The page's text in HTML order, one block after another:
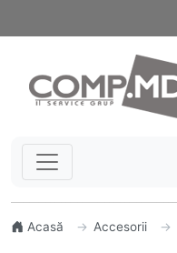
Acasă Accesorii